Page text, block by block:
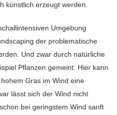
künstlich erzeugt werden.
Umgebung
der problematische
Und zwar durch natürliche
Pflanzen gemeint. Hier kann
Gras im Wind eine
lässt sich der Wind nicht
bei geringstem Wind sanft